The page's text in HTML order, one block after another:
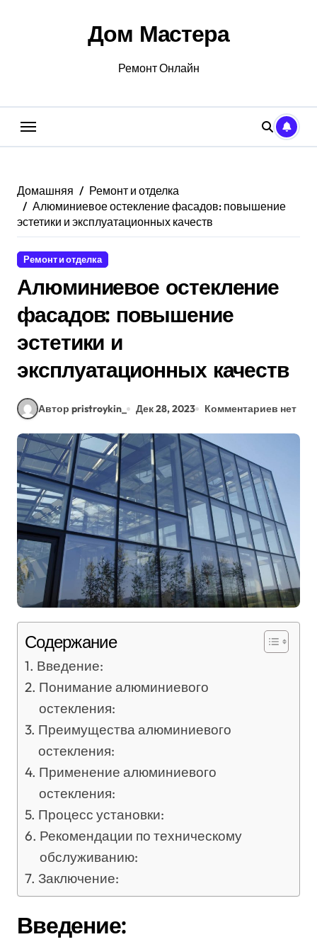
Дом Мастера
Ремонт Онлайн
Домашняя
Ремонт и отделка
Алюминиевое остекление фасадов: повышение
эстетики и эксплуатационных качеств
Ремонт и отделка
Алюминиевое остекление
фасадов: повышение
эстетики и
эксплуатационных качеств
Автор pristroykin_ Дек 28, 2023 Комментариев нет
Содержание
Введение:
Понимание алюминиевого
остекления:
Преимущества алюминиевого
остекления:
Применение алюминиевого
остекления:
Процесс установки:
Рекомендации по техническому
обслуживанию:
Заключение:
Введение: